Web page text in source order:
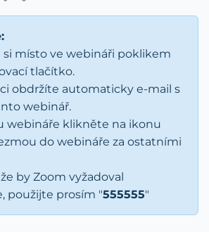
si místo ve webináři poklikem
tlačítko.
obdržíte automaticky e-mail s
webinář.
webináře klikněte na ikonu
do webináře za ostatními
by Zoom vyžadoval
použijte prosím "555555"